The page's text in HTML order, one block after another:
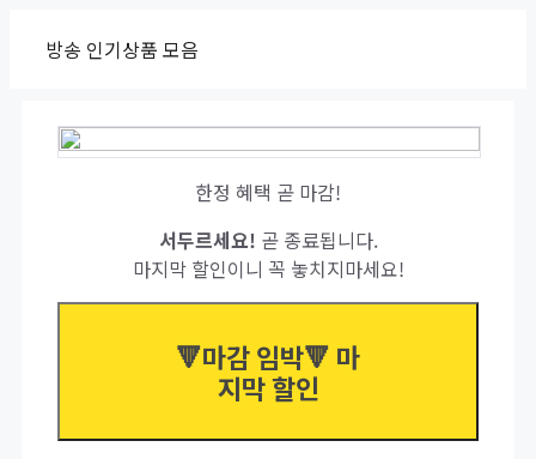
방송 인기상품 모음
한정 혜택 곧 마감!
서두르세요! 곧 종료됩니다.
마지막 할인이니 꼭 놓치지마세요!
🔻마감 임박🔻 마
지막 할인